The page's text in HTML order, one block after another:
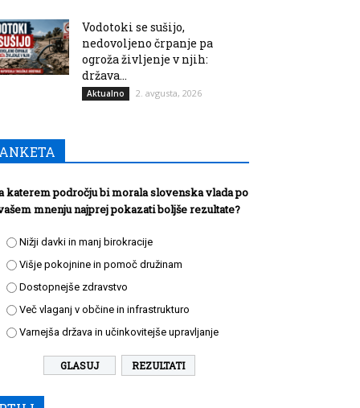
Vodotoki se sušijo,
nedovoljeno črpanje pa
ogroža življenje v njih:
država...
Aktualno 2. avgusta, 2026
katerem področju bi morala slovenska vlada po
mnenju najprej pokazati boljše rezultate?
Nižji davki in manj birokracije
Višje pokojnine in pomoč družinam
Dostopnejše zdravstvo
Več vlaganj v občine in infrastrukturo
Varnejša država in učinkovitejše upravljanje
REZULTATI